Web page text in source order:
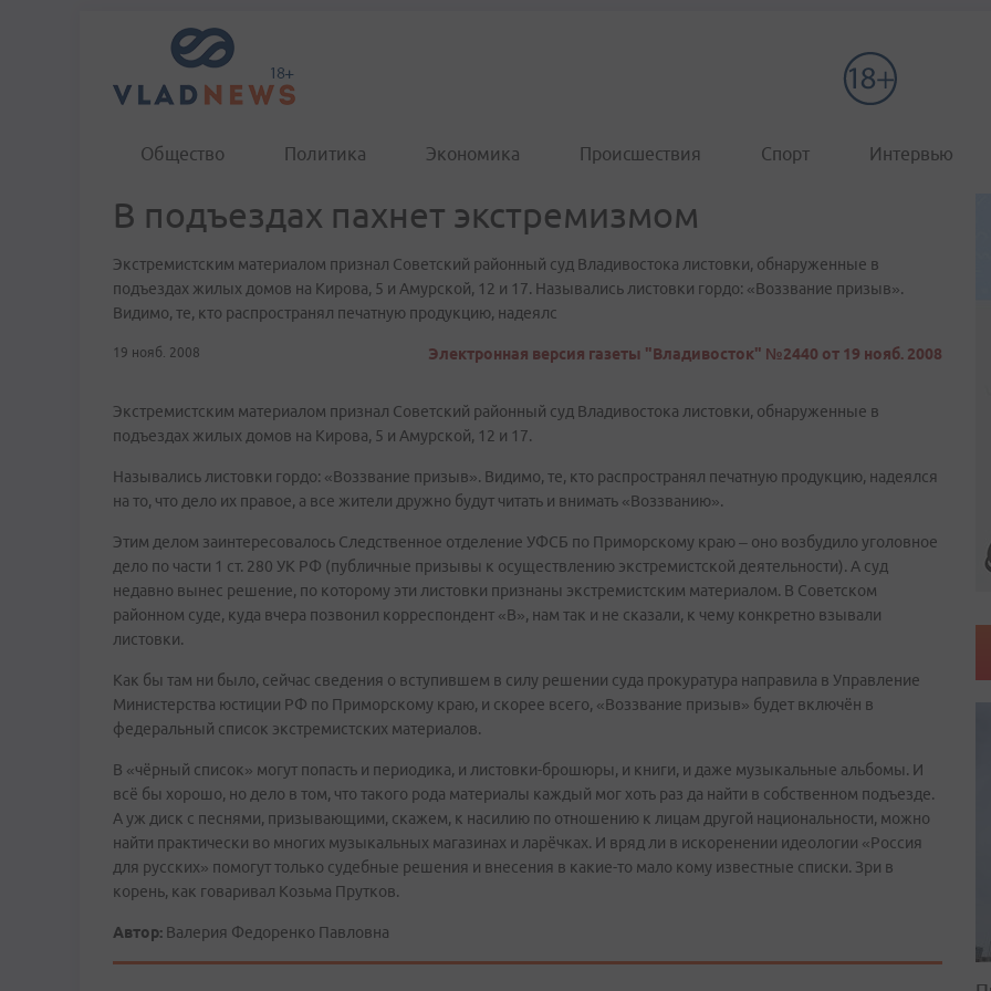
Общество Политика Экономика Происшествия Спорт Интервью
В подъездах пахнет экстремизмом
Экстремистским материалом признал Советский районный суд Владивостока листовки, обнаруженные в
подъездах жилых домов на Кирова, 5 и Амурской, 12 и 17. Назывались листовки гордо: «Воззвание призыв».
Видимо, те, кто распространял печатную продукцию, надеялс
19 нояб. 2008 Электронная версия газеты "Владивосток" №2440 от 19 нояб. 2008
Экстремистским материалом признал Советский районный суд Владивостока листовки, обнаруженные в
подъездах жилых домов на Кирова, 5 и Амурской, 12 и 17.
Назывались листовки гордо: «Воззвание призыв». Видимо, те, кто распространял печатную продукцию, надеялся
на то, что дело их правое, а все жители дружно будут читать и внимать «Воззванию».
Этим делом заинтересовалось Следственное отделение УФСБ по Приморскому краю – оно возбудило уголовное
дело по части 1 ст. 280 УК РФ (публичные призывы к осуществлению экстремистской деятельности). А суд
недавно вынес решение, по которому эти листовки признаны экстремистским материалом. В Советском
районном суде, куда вчера позвонил корреспондент «В», нам так и не сказали, к чему конкретно взывали
листовки.
Как бы там ни было, сейчас сведения о вступившем в силу решении суда прокуратура направила в Управление
Министерства юстиции РФ по Приморскому краю, и скорее всего, «Воззвание призыв» будет включён в
федеральный список экстремистских материалов.
В «чёрный список» могут попасть и периодика, и листовки-брошюры, и книги, и даже музыкальные альбомы. И
всё бы хорошо, но дело в том, что такого рода материалы каждый мог хоть раз да найти в собственном подъезде.
А уж диск с песнями, призывающими, скажем, к насилию по отношению к лицам другой национальности, можно
найти практически во многих музыкальных магазинах и ларёчках. И вряд ли в искоренении идеологии «Россия
для русских» помогут только судебные решения и внесения в какие-то мало кому известные списки. Зри в
корень, как говаривал Козьма Прутков.
Автор: Валерия Федоренко Павловна